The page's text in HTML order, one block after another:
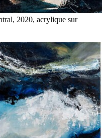
2020, acrylique sur